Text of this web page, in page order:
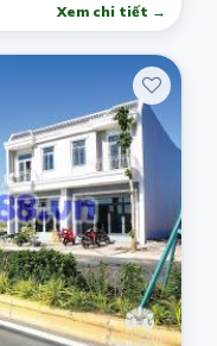
Xem chi tiết →